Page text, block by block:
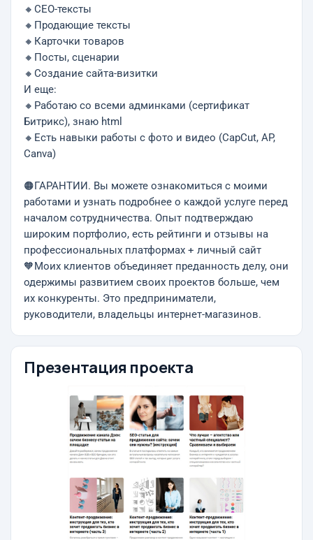
🔸СЕО-тексты
🔸Продающие тексты
🔸Карточки товаров
🔸Посты, сценарии
🔸Создание сайта-визитки
И еще:
🔸Работаю со всеми админками (сертификат
Битрикс), знаю html
🔸Есть навыки работы с фото и видео (CapCut, AP,
Canva)
🟠ГАРАНТИИ. Вы можете ознакомиться с моими
работами и узнать подробнее о каждой услуге перед
началом сотрудничества. Опыт подтверждаю
широким портфолио, есть рейтинги и отзывы на
профессиональных платформах + личный сайт
🧡Моих клиентов объединяет преданность делу, они
одержимы развитием своих проектов больше, чем
их конкуренты. Это предприниматели,
руководители, владельцы интернет-магазинов.
Презентация проекта